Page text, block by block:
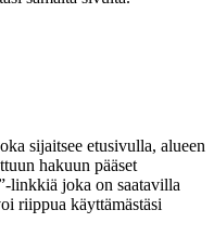
sijaitsee etusivulla, alueen
hakuun pääset
linkkiä joka on saatavilla
riippua käyttämästäsi